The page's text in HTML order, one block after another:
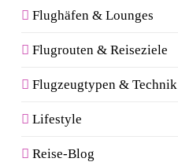
Flughäfen & Lounges
Flugrouten & Reiseziele
Flugzeugtypen & Technik
Lifestyle
Reise-Blog